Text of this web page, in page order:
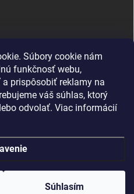
Súbory cookie nám
funkčnosť webu,
prispôsobiť reklamy na
váš súhlas, ktorý
odvolať. Viac informácií
Súhlasím
. Všetky práva vyhradené.Upraviť